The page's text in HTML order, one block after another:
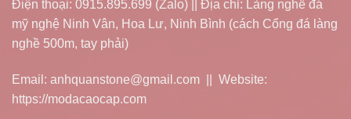
Điện thoại: 0915.895.699 (Zalo) || Địa chỉ: Làng nghề đá
mỹ nghệ Ninh Vân, Hoa Lư, Ninh Bình (cách Cổng đá làng
nghề 500m, tay phải)
Email: anhquanstone@gmail.com || Website:
https://modacaocap.com